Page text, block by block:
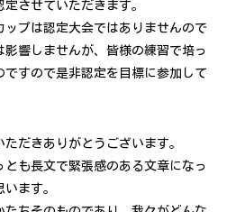
させていただきます。
プは認定大会ではありませんので
響しませんが、皆様の練習で培っ
すので是非認定を目標に参加して
だきありがとうございます。
も長文で緊張感のある文章になっ
ます。